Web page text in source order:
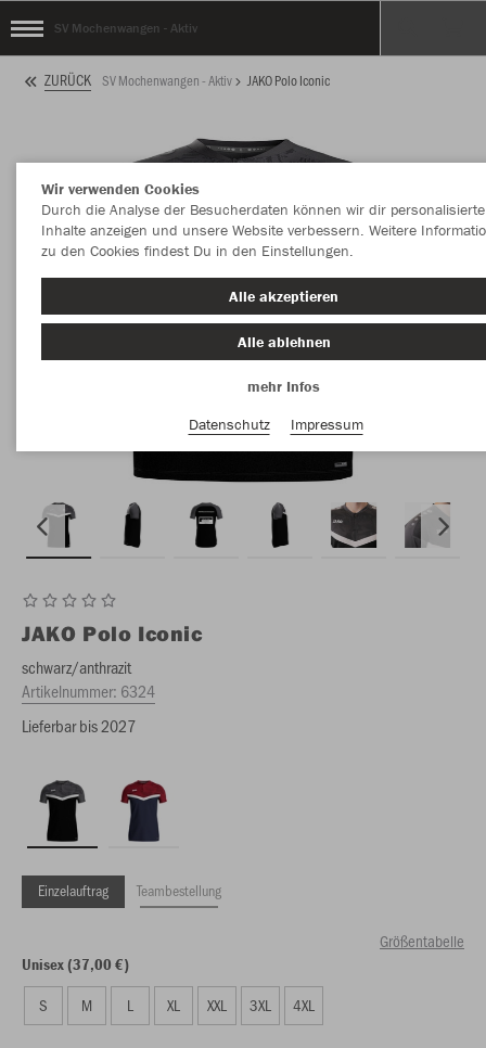
SV Mochenwangen - Aktiv
ZURÜCK SV Mochenwangen - Aktiv JAKO Polo Iconic
JAKO Polo Iconic
schwarz/anthrazit
Artikelnummer: 6324
Lieferbar bis 2027
Einzelauftrag Teambestellung
Größentabelle
Unisex (37,00 €)
S M L XL XXL 3XL 4XL
Wir verwenden Cookies
Durch die Analyse der Besucherdaten können wir dir personalisierte
Inhalte anzeigen und unsere Website verbessern. Weitere
zu den Cookies findest Du in den Einstellungen.
Alle akzeptieren
Alle ablehnen
mehr Infos
Datenschutz
Impressum